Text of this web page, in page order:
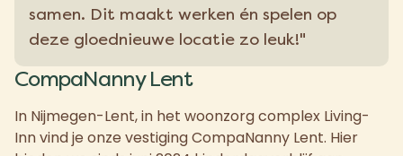
CompaNanny Lent
In Nijmegen-Lent, in het woonzorg complex Living-
Inn vind je onze vestiging CompaNanny Lent. Hier
samen. Dit maakt werken én spelen op
deze gloednieuwe locatie zo leuk!"